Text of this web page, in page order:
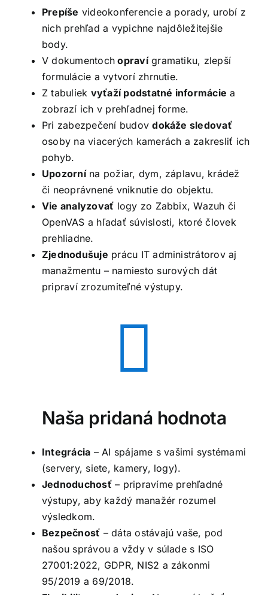
Prepíše videokonferencie a porady, urobí z
nich prehľad a vypichne najdôležitejšie
body.
V dokumentoch opravígramatiku, zlepší
formulácie a vytvorí zhrnutie.
Z tabuliek vyťaží podstatné informácie a
zobrazí ich v prehľadnej forme.
Pri zabezpečení budovdokáže sledovať
osoby na viacerých kamerách a zakresliť ich
pohyb.
Upozornína požiar, dym, záplavu, krádež
či neoprávnené vniknutie do objektu.
Vie analyzovať logy zo Zabbix, Wazuh či
OpenVAS a hľadať súvislosti, ktoré človek
prehliadne.
Zjednodušuje prácu IT administrátorov aj
manažmentu – namiesto surových dát
pripraví zrozumiteľné výstupy.
Naša pridaná hodnota
Integrácia – AI spájame s vašimi systémami
(servery, siete, kamery, logy).
Jednoduchosť– pripravíme prehľadné
výstupy, aby každý manažér rozumel
výsledkom.
Bezpečnosť – dáta ostávajú vaše, pod
našou správou a vždy v súlade s ISO
27001:2022, GDPR, NIS2 a zákonmi
95/2019 a 69/2018.